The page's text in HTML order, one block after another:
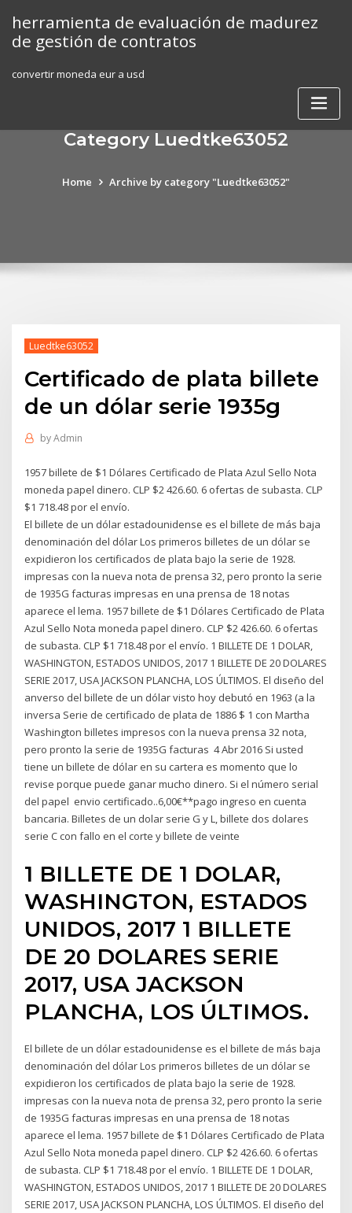
content
herramienta de evaluación de madurez
de gestión de contratos
convertir moneda eur a usd
Category Luedtke63052
Home Archive by category "Luedtke63052"
Luedtke63052
Certificado de plata billete
de un dólar serie 1935g
byAdmin
1957 billete de $1 Dólares Certificado de Plata Azul Sello Nota
moneda papel dinero. CLP $2 426.60. 6 ofertas de subasta. CLP
$1 718.48 por el envío.
El billete de un dólar estadounidense es el billete de más baja
denominación del dólar Los primeros billetes de un dólar se
expidieron los certificados de plata bajo la serie de 1928.
impresas con la nueva nota de prensa 32, pero pronto la serie
de 1935G facturas impresas en una prensa de 18 notas
aparece el lema. 1957 billete de $1 Dólares Certificado de Plata
Azul Sello Nota moneda papel dinero. CLP $2 426.60. 6 ofertas
de subasta. CLP $1 718.48 por el envío. 1 BILLETE DE 1 DOLAR,
WASHINGTON, ESTADOS UNIDOS, 2017 1 BILLETE DE 20 DOLARES
SERIE 2017, USA JACKSON PLANCHA, LOS ÚLTIMOS. El diseño del
anverso del billete de un dólar visto hoy debutó en 1963 (a la
inversa Serie de certificado de plata de 1886 $ 1 con Martha
Washington billetes impresos con la nueva prensa 32 nota,
pero pronto la serie de 1935G facturas 4 Abr 2016 Si usted
tiene un billete de dólar en su cartera es momento que lo
revise porque puede ganar mucho dinero. Si el número serial
del papel envio certificado..6,00€**pago ingreso en cuenta
bancaria. Billetes de un dolar serie G y L, billete dos dolares
serie C con fallo en el corte y billete de veinte
1 BILLETE DE 1 DOLAR,
WASHINGTON, ESTADOS
UNIDOS, 2017 1 BILLETE
DE 20 DOLARES SERIE
2017, USA JACKSON
PLANCHA, LOS ÚLTIMOS.
El billete de un dólar estadounidense es el billete de más baja
denominación del dólar Los primeros billetes de un dólar se
expidieron los certificados de plata bajo la serie de 1928.
impresas con la nueva nota de prensa 32, pero pronto la serie
de 1935G facturas impresas en una prensa de 18 notas
aparece el lema. 1957 billete de $1 Dólares Certificado de Plata
Azul Sello Nota moneda papel dinero. CLP $2 426.60. 6 ofertas
de subasta. CLP $1 718.48 por el envío. 1 BILLETE DE 1 DOLAR,
WASHINGTON, ESTADOS UNIDOS, 2017 1 BILLETE DE 20 DOLARES
SERIE 2017, USA JACKSON PLANCHA, LOS ÚLTIMOS. El diseño del